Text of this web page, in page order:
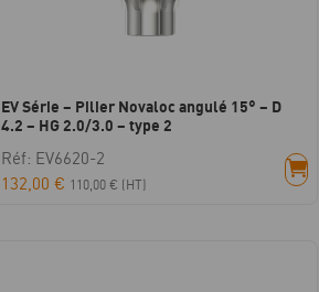
EV Série – Pilier Novaloc angulé 15° – D
4.2 – HG 2.0/3.0 – type 2
Réf: EV6620-2
132,00 € 110,00 € (HT)